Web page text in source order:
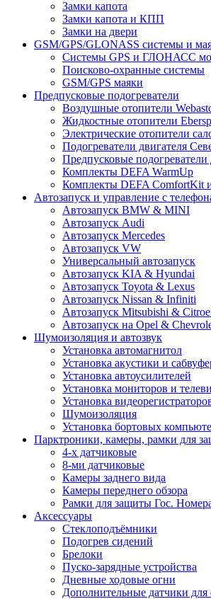
Замки капота
Замки капота и КПП
Замки на двери
GSM/GPS/GLONASS системы и
Системы GPS и ГЛОНАСС
Поисково-охранные системы
GSM/GPS маяки
Предпусковые подогреватели
Воздушные отопители
Жидкостные отопители
Электрические отопители
Подогреватели двигателя
Предпусковые подогреватели
Комплекты DEFA WarmUp
Комплекты DEFA ComfortKit
Автозапуск и управление с
Автозапуск BMW & MINI
Автозапуск Audi
Автозапуск Mercedes
Автозапуск VW
Универсальный автозапуск
Автозапуск KIA & Hyundai
Автозапуск Toyota & Lexus
Автозапуск Nissan & Infiniti
Автозапуск Mitsubishi &
Автозапуск на Opel &
Шумоизоляция и автозвук
Установка автомагнитол
Установка акустики и
Установка автоусилителей
Установка мониторов и
Установка
Шумоизоляция
Установка бортовых
Парктроники, камеры, рамки для
4-х датчиковые
8-ми датчиковые
Камеры заднего вида
Камеры переднего обзора
Рамки для защиты Гос.
Аксессуары
Стеклоподъёмники
Подогрев сидений
Брелоки
Пуско-зарядные устройства
Дневные ходовые огни
Дополнительные датчики для